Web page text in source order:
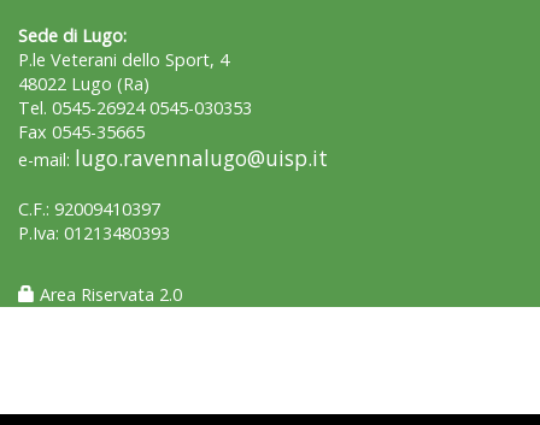
Sede di Lugo:
P.le Veterani dello Sport, 4
48022 Lugo (Ra)
Tel. 0545-26924 0545-030353
Fax 0545-35665
e-mail: lugo.ravennalugo@uisp.it
C.F.: 92009410397
P.Iva: 01213480393
Area Riservata 2.0